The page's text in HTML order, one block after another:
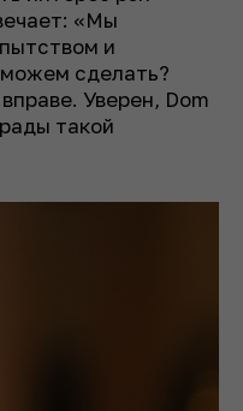
«Мы
и
сделать?
Уверен, Dom
такой